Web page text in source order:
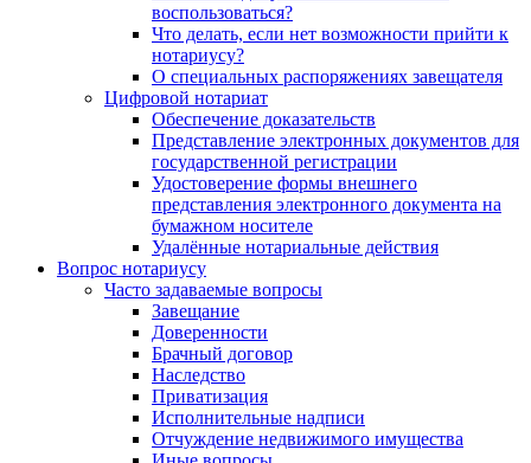
воспользоваться?
Что делать, если нет возможности прийти к
нотариусу?
О специальных распоряжениях завещателя
Цифровой нотариат
Обеспечение доказательств
Представление электронных документов для
государственной регистрации
Удостоверение формы внешнего
представления электронного документа на
бумажном носителе
Удалённые нотариальные действия
Вопрос нотариусу
Часто задаваемые вопросы
Завещание
Доверенности
Брачный договор
Наследство
Приватизация
Исполнительные надписи
Отчуждение недвижимого имущества